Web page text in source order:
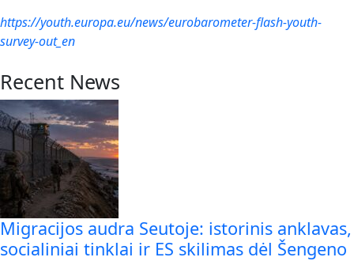
https://youth.europa.eu/news/eurobarometer-flash-youth-
survey-out_en
Recent News
Migracijos audra Seutoje: istorinis anklavas,
socialiniai tinklai ir ES skilimas dėl Šengeno